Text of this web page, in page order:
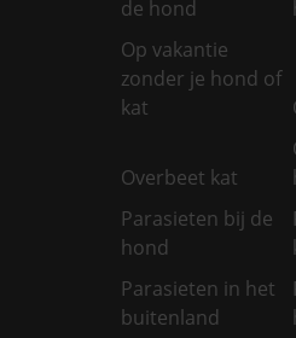
de hond
Op vakantie
zonder je hond of
kat
Overbeet kat
Parasieten bij de
hond
Parasieten in het
buitenland